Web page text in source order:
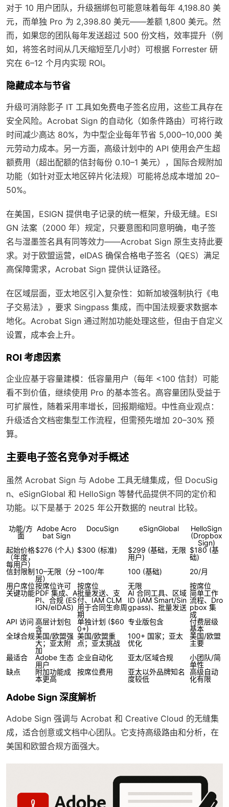
对于 10 用户团队，升级捆绑包可能意味着每年 4,198.80 美
元，而单独 Pro 为 2,398.80 美元——差额 1,800 美元。然
而，如果您的团队每年发送超过 500 份文档，效率提升（例
如，将签名时间从几天缩短至几小时）可根据 Forrester 研
究在 6–12 个月内实现 ROI。
隐藏成本与节省
升级可消除影子 IT 工具如免费电子签名应用，这些工具存在
安全风险。Acrobat Sign 的自动化（如条件路由）可将行政
时间减少高达 80%，为中型企业每年节省 5,000–10,000 美
元劳动力成本。另一方面，高级计划中的 API 使用会产生超
额费用（超出配额的信封每份 0.10–1 美元），国际合规附加
功能（如针对亚太地区碎片化法规）可能将总成本增加 20–
50%。
在美国，ESIGN 提供电子记录的统一框架，升级无缝。ESI
GN 法案（2000 年）规定，只要意图和同意明确，电子签
名与湿墨签名具有同等效力——Acrobat Sign 原生支持此要
求。对于欧盟运营，eIDAS 确保合格电子签名（QES）满足
高保障需求，Acrobat Sign 提供认证路径。
在区域层面，亚太地区引入复杂性：如新加坡强制执行《电
子交易法》，要求 Singpass 集成，而中国法规要求数据本
地化。Acrobat Sign 通过附加功能处理这些，但由于自定义
设置，成本会上升。
ROI 考虑因素
企业应基于容量建模：低容量用户（每年 <100 信封）可能
看不到价值，继续使用 Pro 的基本签名。高容量团队受益于
可扩展性，随着采用率增长，回报期缩短。中性商业观点：
升级适合文档密集型工作流程，但需预先增加 20–30% 预
算。
主要电子签名竞争对手概述
虽然 Acrobat Sign 与 Adobe 工具无缝集成，但 DocuSig
n、eSignGlobal 和 HelloSign 等替代品提供不同的定价和
功能。以下是基于 2025 年公开数据的 neutral 比较。
功能/方
面
Adobe Acro
bat Sign
DocuSign eSignGlobal
HelloSign
(Dropbox
Sign)
起始价格
（年度，
每用户）
$276 (个人) $300 (标准)
$299 (基础，无限
用户)
$180 (基
础)
信封限制10–无限（分
层）
~100/年 100 (基础)
20/月
用户席位按席位许可 按席位 无限
按席位
关键功能PDF 集成、A
PI、合规 (ES
IGN/eIDAS)
批量发送、支
付、IAM CLM
用于合同生命周
期
AI 合同工具、区域
ID (iAM Smart/Sin
gpass)、批量发送
简单工作
流程、Dro
pbox 集
成
API 访问 高层计划包
含
单独计划 ($60
0+)
专业版包含
付费层级
基本
全球合规美国/欧盟强
大；亚太附
加
美国/欧盟重
点；亚太挑战
100+ 国家；亚太
优化
美国/欧盟
主要
最适合
Adobe 生态
用户
企业自动化 亚太/区域合规
小团队/简
单性
缺点
附加功能成
本更高
按席位费用
亚太以外品牌知名
度较低
高级自动
化有限
Adobe Sign 深度解析
Adobe Sign 强调与 Acrobat 和 Creative Cloud 的无缝集
成，适合创意或文档中心团队。它支持高级路由和分析，在
美国和欧盟合规方面强大。